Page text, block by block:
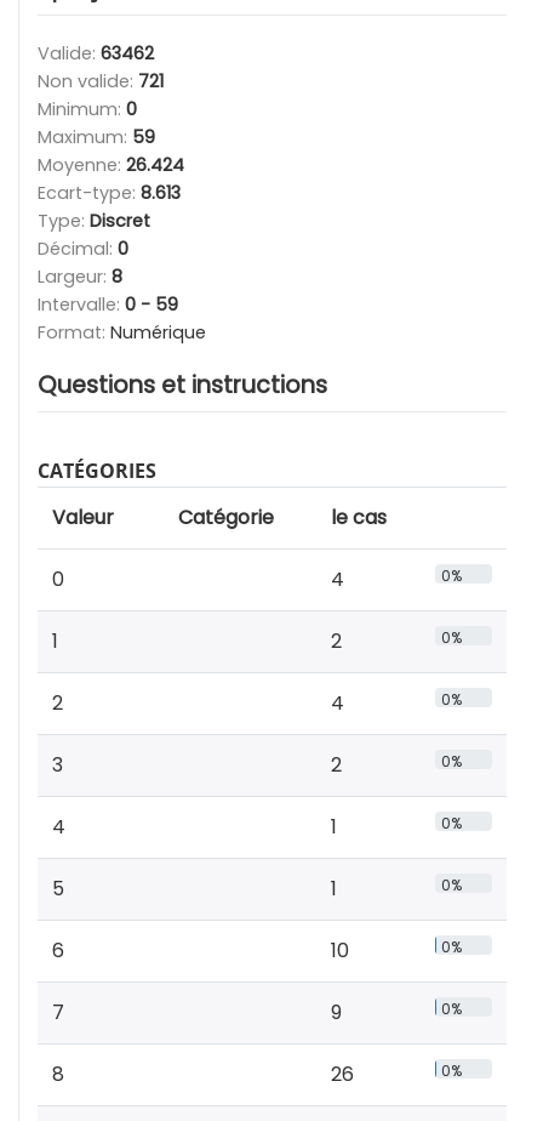
Valide: 63462
Non valide: 721
Minimum: 0
Maximum: 59
Moyenne: 26.424
Ecart-type: 8.613
Type: Discret
Décimal: 0
Largeur: 8
Intervalle: 0 - 59
Format: Numérique
Questions et instructions
CATÉGORIES
Valeur Catégorie le cas
0 4 0%
1 2 0%
2 4 0%
3 2 0%
4 1 0%
5 1 0%
6 10 0%
7 9 0%
8 26 0%